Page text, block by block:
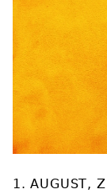
1. AUGUST,